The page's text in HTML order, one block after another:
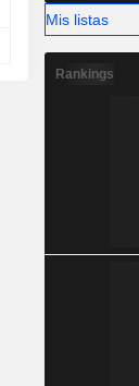
Mis listas
Rankings